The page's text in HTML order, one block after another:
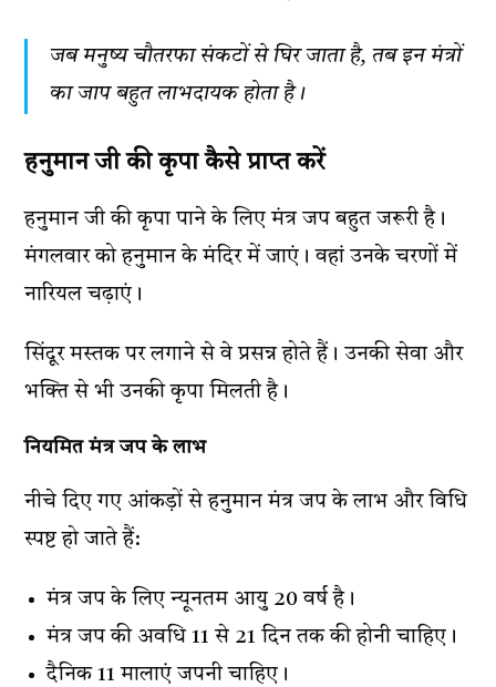
जब मनुष्य चौतरफा संकटों से घिर जाता है, तब इन मंत्रों
का जाप बहुत लाभदायक होता है।
हनुमान जी की कृपा कैसे प्राप्त करें
हनुमान जी की कृपा पाने के लिए मंत्र जप बहुत जरूरी है।
मंगलवार को हनुमान के मंदिर में जाएं। वहां उनके चरणों में
नारियल चढ़ाएं।
सिंदूर मस्तक पर लगाने से वे प्रसन्न होते हैं। उनकी सेवा और
भक्ति से भी उनकी कृपा मिलती है।
नियमित मंत्र जप के लाभ
नीचे दिए गए आंकड़ों से हनुमान मंत्र जप के लाभ और विधि
स्पष्ट हो जाते हैं:
मंत्र जप के लिए न्यूनतम आयु 20 वर्ष है।
मंत्र जप की अवधि 11 से 21 दिन तक की होनी चाहिए।
दैनिक 11 मालाएं जपनी चाहिए।